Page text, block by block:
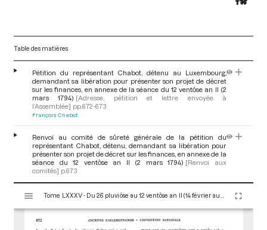
Table des matières
Pétition du représentant Chabot, détenu au Luxembourg,
demandant sa libération pour présenter son projet de décret
sur les finances, en annexe de la séance du 12 ventôse an II (2
mars 1794) [Adresse, pétition et lettre envoyée à
l’Assemblée] pp.672-673
François Chabot
Renvoi au comité de sûreté générale de la pétition du
représentant Chabot, détenu, demandant sa libération pour
présenter son projet de décret sur les finances, en annexe de la
séance du 12 ventôse an II (2 mars 1794) [Renvoi aux
comités] p.673
s